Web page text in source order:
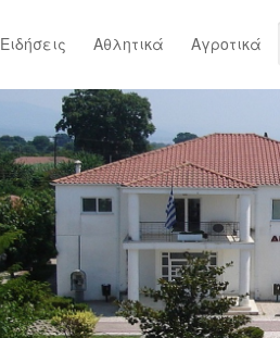
Ειδήσεις Αθλητικά Αγροτικά